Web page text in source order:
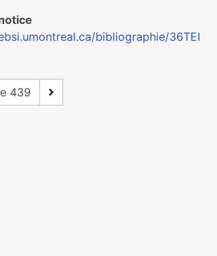
bibliographie/36TEI
439